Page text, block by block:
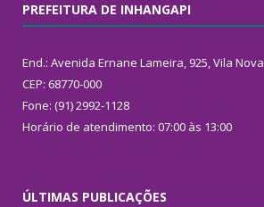
PREFEITURA DE INHANGAPI
End.: Avenida Ernane Lameira, 925, Vila Nova
CEP: 68770-000
Fone: (91) 2992-1128
Horário de atendimento: 07:00 às 13:00
ÚLTIMAS PUBLICAÇÕES